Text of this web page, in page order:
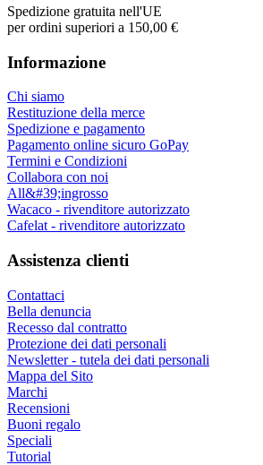
Spedizione gratuita nell'UE
per ordini superiori a 150,00 €
Informazione
Chi siamo
Restituzione della merce
Spedizione e pagamento
Pagamento online sicuro GoPay
Termini e Condizioni
Collabora con noi
All&#39;ingrosso
Wacaco - rivenditore autorizzato
Cafelat - rivenditore autorizzato
Assistenza clienti
Contattaci
Bella denuncia
Recesso dal contratto
Protezione dei dati personali
Newsletter - tutela dei dati personali
Mappa del Sito
Marchi
Recensioni
Buoni regalo
Speciali
Tutorial